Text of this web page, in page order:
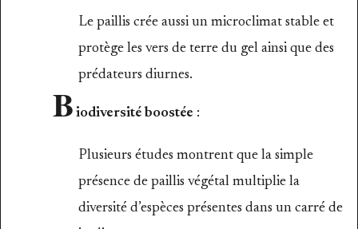
Le paillis crée aussi un microclimat stable et
protège les vers de terre du gel ainsi que des
prédateurs diurnes.
B iodiversité boostée :
Plusieurs études montrent que la simple
présence de paillis végétal multiplie la
diversité d’espèces présentes dans un carré de